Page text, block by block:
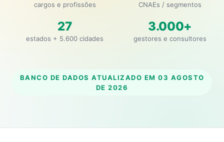
cargos e profissões CNAEs / segmentos
27
estados + 5.600 cidades
3.000+
gestores e consultores
BANCO DE DADOS ATUALIZADO EM 03 AGOSTO
DE 2026